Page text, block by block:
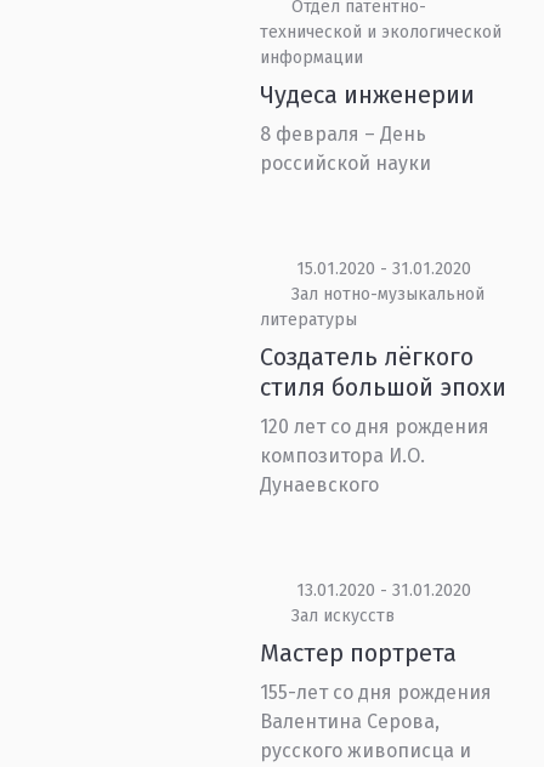
Отдел патентно-
технической и экологической
информации
Чудеса инженерии
8 февраля – День
российской науки
15.01.2020 - 31.01.2020
Зал нотно-музыкальной
литературы
Создатель лёгкого
стиля большой эпохи
120 лет со дня рождения
композитора И.О.
Дунаевского
13.01.2020 - 31.01.2020
Зал искусств
Мастер портрета
155-лет со дня рождения
Валентина Серова,
русского живописца и